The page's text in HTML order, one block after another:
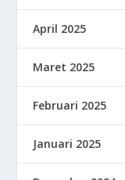
April 2025
Maret 2025
Februari 2025
Januari 2025